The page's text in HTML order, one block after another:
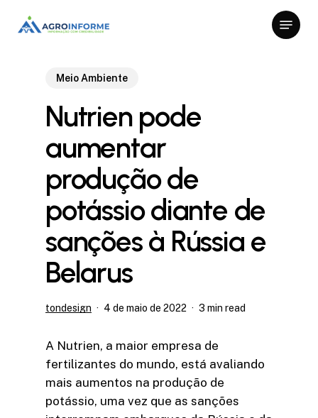
Menu
Meio Ambiente
Nutrien pode
aumentar
produção de
potássio diante de
sanções à Rússia e
Belarus
tondesign 4 de maio de 2022 3 min read
A Nutrien, a maior empresa de
fertilizantes do mundo, está avaliando
mais aumentos na produção de
potássio, uma vez que as sanções